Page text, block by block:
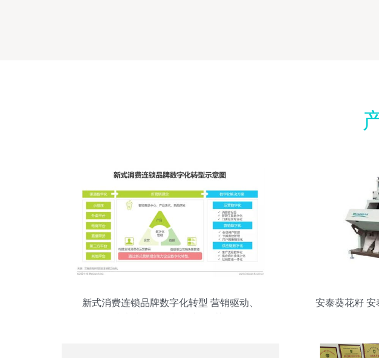
新式消费连锁品牌数字化转型 营销驱动、
安泰葵花籽 安